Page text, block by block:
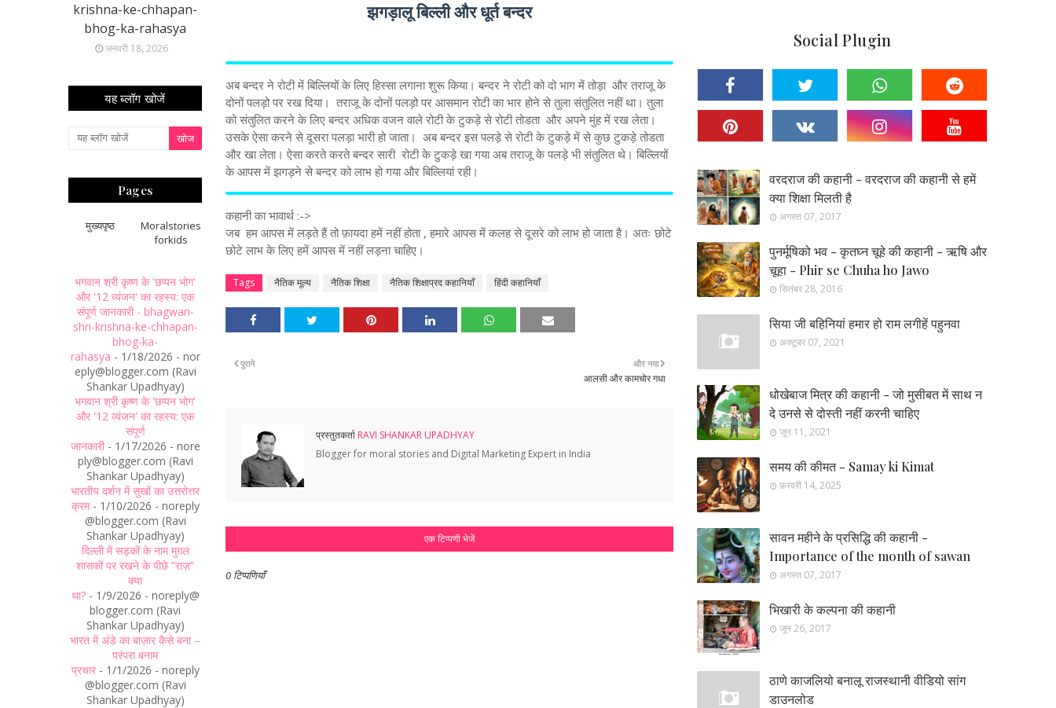
झगड़ालू बिल्ली और धूर्त बन्दर
अब बन्दर ने रोटी में बिल्लियों के लिए हिस्सा लगाना शुरू किया। बन्दर ने रोटी को दो भाग में तोड़ा और तराजू के
दोनों पलड़ो पर रख दिया। तराजू के दोनों पलड़ो पर आसमान रोटी का भार होने से तुला संतुलित नहीं था। तुला
को संतुलित करने के लिए बन्दर अधिक वजन वाले रोटी के टुकड़े से रोटी तोडता और अपने मुंह में रख लेता।
उसके ऐसा करने से दूसरा पलड़ा भारी हो जाता। अब बन्दर इस पलड़े से रोटी के टुकड़े में से कुछ टुकड़े तोडता
और खा लेता। ऐसा करते करते बन्दर सारी रोटी के टुकड़े खा गया अब तराजू के पलड़े भी संतुलित थे। बिल्लियों
के आपस में झगड़ने से बन्दर को लाभ हो गया और बिल्लियां रही।
कहानी का भावार्थ :->
जब हम आपस में लड़ते हैं तो फ़ायदा हमें नहीं होता , हमारे आपस में कलह से दूसरे को लाभ हो जाता है। अतः छोटे
छोटे लाभ के लिए हमें आपस में नहीं लड़ना चाहिए।
Tags नैतिक मूल्य नैतिक शिक्षा नैतिक शिक्षाप्रद कहानियाँ हिंदी कहानियाँ
और नया
आलसी और कामचोर गधा
पुराने
प्रस्तुतकर्ता RAVI SHANKAR UPADHYAY
Blogger for moral stories and Digital Marketing Expert in India
एक टिप्पणी भेजें
0 टिप्पणियाँ
krishna-ke-chhapan-
bhog-ka-rahasya
जनवरी 18, 2026
यह ब्लॉग खोजें
Pages
मुख्यपृष्ठ
Moralstories
forkids
भगवान श्री कृष्ण के 'छप्पन भोग'
और '12 व्यंजन' का रहस्य: एक
संपूर्ण जानकारी - bhagwan-
shri-krishna-ke-chhapan-
bhog-ka-
rahasya - 1/18/2026 - nor
eply@blogger.com (Ravi
Shankar Upadhyay)
भगवान श्री कृष्ण के 'छप्पन भोग'
और '12 व्यंजन' का रहस्य: एक
संपूर्ण
जानकारी- 1/17/2026 - nore
ply@blogger.com (Ravi
Shankar Upadhyay)
भारतीय दर्शन में सुखों का उत्तरोत्तर
क्रम- 1/10/2026 - noreply
@blogger.com (Ravi
Shankar Upadhyay)
दिल्ली में सड़कों के नाम मुग़ल
शासकों पर रखने के पीछे “राज़”
क्या
था?- 1/9/2026 - noreply@
blogger.com (Ravi
Shankar Upadhyay)
भारत में अंडे का बाज़ार कैसे बना –
परंपरा बनाम
प्रचार- 1/1/2026 - noreply
@blogger.com (Ravi
Shankar Upadhyay)
Social Plugin
वरदराज की कहानी - वरदराज की कहानी से हमें
क्या शिक्षा मिलती है
अगस्त 07, 2017
पुनर्मूषिको भव - कृतघ्न चूहे की कहानी - ऋषि और
चूहा - Phir se Chuha ho Jawo
सितंबर 28, 2016
सिया जी बहिनियां हमार हो राम लगीहें पहुनवा
अक्टूबर 07, 2021
धोखेबाज मित्र की कहानी - जो मुसीबत में साथ न
दे उनसे से दोस्ती नहीं करनी चाहिए
जून 11, 2021
समय की कीमत - Samay ki Kimat
फ़रवरी 14, 2025
सावन महीने के प्रसिद्धि की कहानी -
Importance of the month of sawan
अगस्त 07, 2017
भिखारी के कल्पना की कहानी
जून 26, 2017
ठाणे काजलियो बनालू राजस्थानी वीडियो सांग
डाउनलोड